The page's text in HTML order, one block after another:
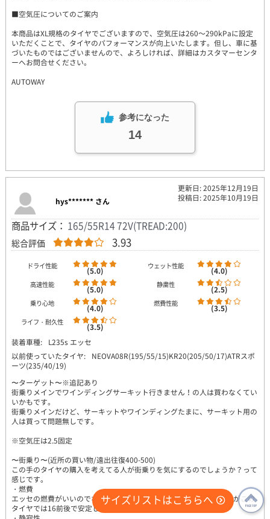
■空気圧についてのご案内
本商品はXL規格のタイヤでございますので、空気圧は260～290kPaに設定
いただくことで、タイヤのパフォーマンスが向上いたします。但し、車に基
づいたものではございませんので、よろしければ、詳細はカスタマーセンタ
ーへお問合せください。
AUTOWAY
参考になった
14
更新日: 2025年12月19日
投稿日: 2025年10月19日
hys******* さん
商品サイズ： 165/55R14 72V(TREAD:200)
総合評価 3.93
ドライ性能 (5.0) ウェット性能 (4.0)
高速性能 (5.0) 静粛性 (2.5)
乗り心地 (4.0) 燃費性能 (3.5)
ライフ・耐久性
(3.5)
装着車種:
L235s エッセ
以前使っていたタイヤ:
NEOVA08R(195/55/15)KR20(205/50/17)ATRスポ
ーツ(235/40/19)
〜ターゲット〜※追記あり
街乗りメインでワインディングサーキット行きません！の人は買わなくてい
いかもです。
街乗りメインだけど、サーキットやワインディングたまに、サーキット用の
人は買って問題無しです。
※空気圧は2.5固定
〜街乗り〜(近所の買い物/遠出往復400-500)
この手のタイヤの購入を考えてる人が街乗りを気にするのでしょうか？って
感じです。
・燃費
エッセの燃費がいいのでなんとも言えませんが、エコタイヤで16-18がこの
タイヤでは16前後で安定しました。
サイズリストはこちらへ